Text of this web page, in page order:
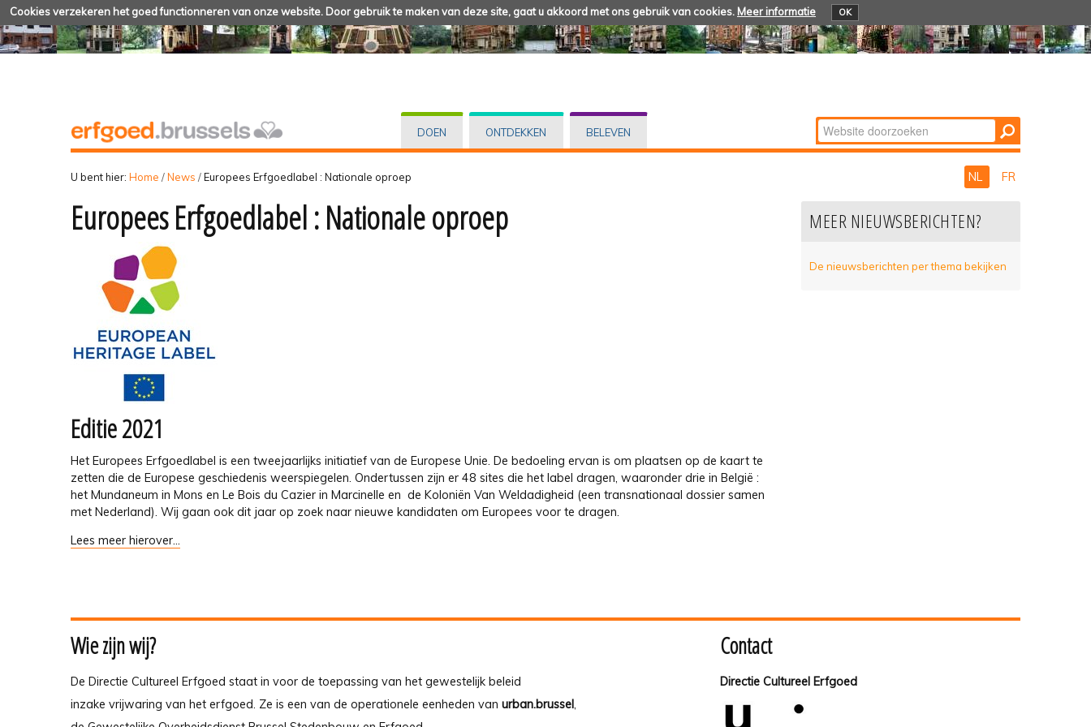
Cookies verzekeren het goed functionneren van onze website. Door gebruik te maken van deze site, gaat u akkoord met ons gebruik van cookies. Meer informatie OK
DOEN ONTDEKKEN BELEVEN Zoek
Geavanceerd
U bent hier: Home /News /Europees Erfgoedlabel : Nationale oproep NL FR
Europees Erfgoedlabel : Nationale oproep
Editie 2021
Het Europees Erfgoedlabel is een tweejaarlijks initiatief van de Europese Unie. De bedoeling ervan is om plaatsen op de kaart te
zetten die de Europese geschiedenis weerspiegelen. Ondertussen zijn er 48 sites die het label dragen, waaronder drie in België :
het Mundaneum in Mons en Le Bois du Cazier in Marcinelle en de Koloniën Van Weldadigheid (een transnationaal dossier samen
met Nederland). Wij gaan ook dit jaar op zoek naar nieuwe kandidaten om Europees voor te dragen.
Lees meer hierover...
MEER NIEUWSBERICHTEN?
De nieuwsberichten per thema bekijken
Wie zijn wij?
De Directie Cultureel Erfgoed staat in voor de toepassing van het gewestelijk beleid
inzake vrijwaring van het erfgoed. Ze is een van de operationele eenheden van urban.brussel,
Contact
Directie Cultureel Erfgoed